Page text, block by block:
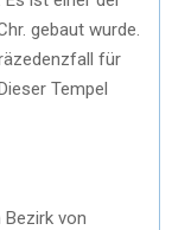
gebaut wurde.
für
Tempel
von